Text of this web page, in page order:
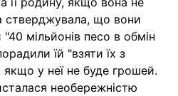
стверджувала, що вони
"40 мільйонів песо в обмін
їй "взяти їх з
якщо у неї не буде грошей.
необережністю